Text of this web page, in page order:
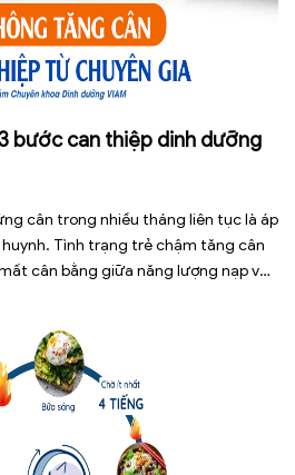
bước can thiệp dinh dưỡng
cân trong nhiều tháng liên tục là áp
Tình trạng trẻ chậm tăng cân
cân bằng giữa năng lượng nạp vào